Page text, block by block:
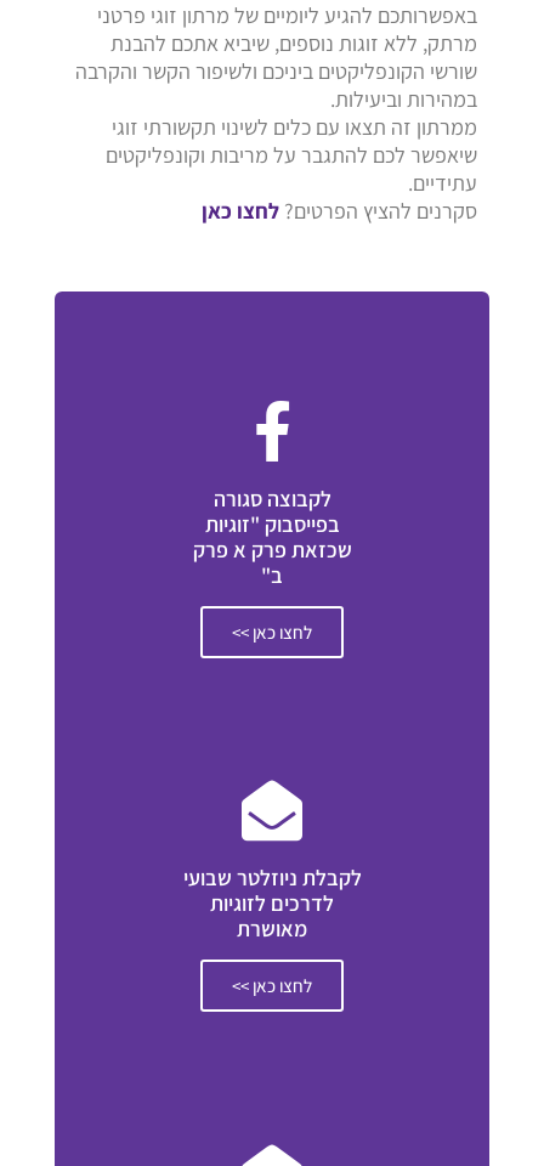
באפשרותכם להגיע ליומיים של מרתון זוגי פרטני
מרתק, ללא זוגות נוספים, שיביא אתכם להבנת
שורשי הקונפליקטים ביניכם ולשיפור הקשר והקרבה
במהירות וביעילות.
ממרתון זה תצאו עם כלים לשינוי תקשורתי זוגי
שיאפשר לכם להתגבר על מריבות וקונפליקטים
עתידיים.
סקרנים להציץ הפרטים? לחצו כאן
לקבוצה סגורה
בפייסבוק "זוגיות
שכזאת פרק א פרק
ב"
לחצו כאן >>
לקבלת ניוזלטר שבועי
לדרכים לזוגיות
מאושרת
לחצו כאן >>